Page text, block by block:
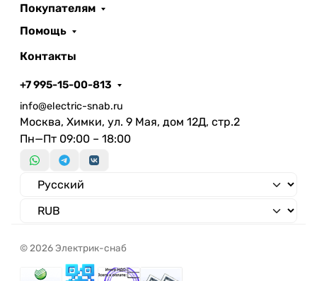
Покупателям
Помощь
Контакты
+7 995-15-00-813
info@electric-snab.ru
Москва, Химки, ул. 9 Мая, дом 12Д, стр.2
Пн—Пт 09:00 – 18:00
© 2026 Электрик-снаб